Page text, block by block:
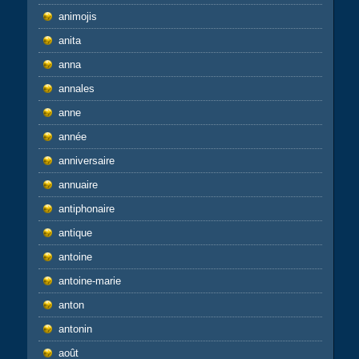
animojis
anita
anna
annales
anne
année
anniversaire
annuaire
antiphonaire
antique
antoine
antoine-marie
anton
antonin
août